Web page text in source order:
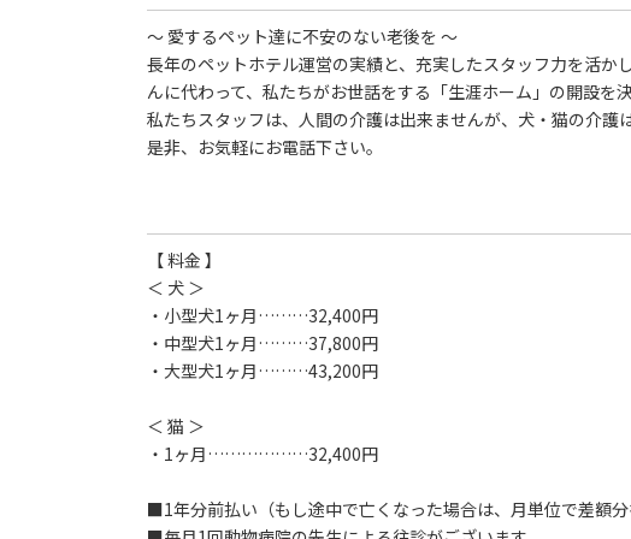
～ 愛するペット達に不安のない老後を ～
長年のペットホテル運営の実績と、充実したスタッフ力を活
んに代わって、私たちがお世話をする「生涯ホーム」の開設を決
私たちスタッフは、人間の介護は出来ませんが、犬・猫の介護
是非、お気軽にお電話下さい。
【 料金 】
＜ 犬 ＞
・小型犬1ヶ月………32,400円
・中型犬1ヶ月………37,800円
・大型犬1ヶ月………43,200円
＜ 猫 ＞
・1ヶ月………………32,400円
■1年分前払い（もし途中で亡くなった場合は、月単位で差額分